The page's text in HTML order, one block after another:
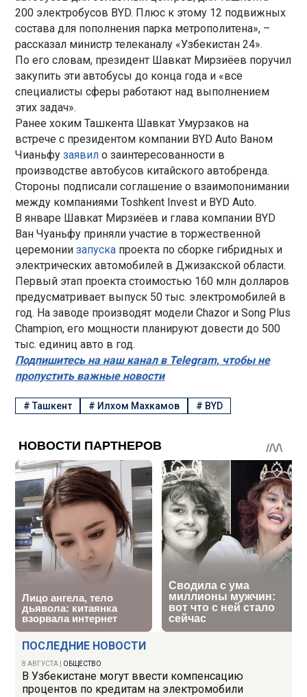
ПОСЛЕДНИЕ НОВОСТИ
8 АВГУСТА ОБЩЕСТВО
В Узбекистане могут ввести компенсацию
процентов по кредитам на электромобили
200 электробусов BYD. Плюс к этому 12 подвижных
состава для пополнения парка метрополитена», –
рассказал министр телеканалу «Узбекистан 24».
По его словам, президент Шавкат Мирзиёев поручил
закупить эти автобусы до конца года и «все
специалисты сферы работают над выполнением
этих задач».
Ранее хоким Ташкента Шавкат Умурзаков на
встрече с президентом компании BYD Auto Ваном
Чианьфузаявило заинтересованности в
производстве автобусов китайского автобренда.
Стороны подписали соглашение о взаимопонимании
между компаниями Toshkent Invest и BYD Auto.
В январе Шавкат Мирзиёев и глава компании BYD
Ван Чуаньфу приняли участие в торжественной
церемониизапуска проекта по сборке гибридных и
электрических автомобилей в Джизакской области.
Первый этап проекта стоимостью 160 млн долларов
предусматривает выпуск 50 тыс. электромобилей в
год. На заводе производят модели Chazor и Song Plus
Champion, его мощности планируют довести до 500
тыс. единиц авто в год.
Подпишитесь на наш канал в Telegram, чтобы не
пропустить важные новости
#Ташкент # Илхом Махкамов # BYD